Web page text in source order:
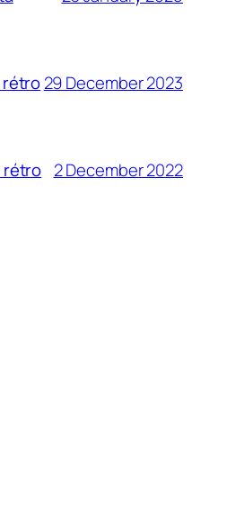
rétro29 December 2023
rétro 2 December 2022